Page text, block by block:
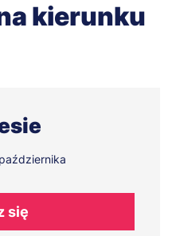
kierunku
się